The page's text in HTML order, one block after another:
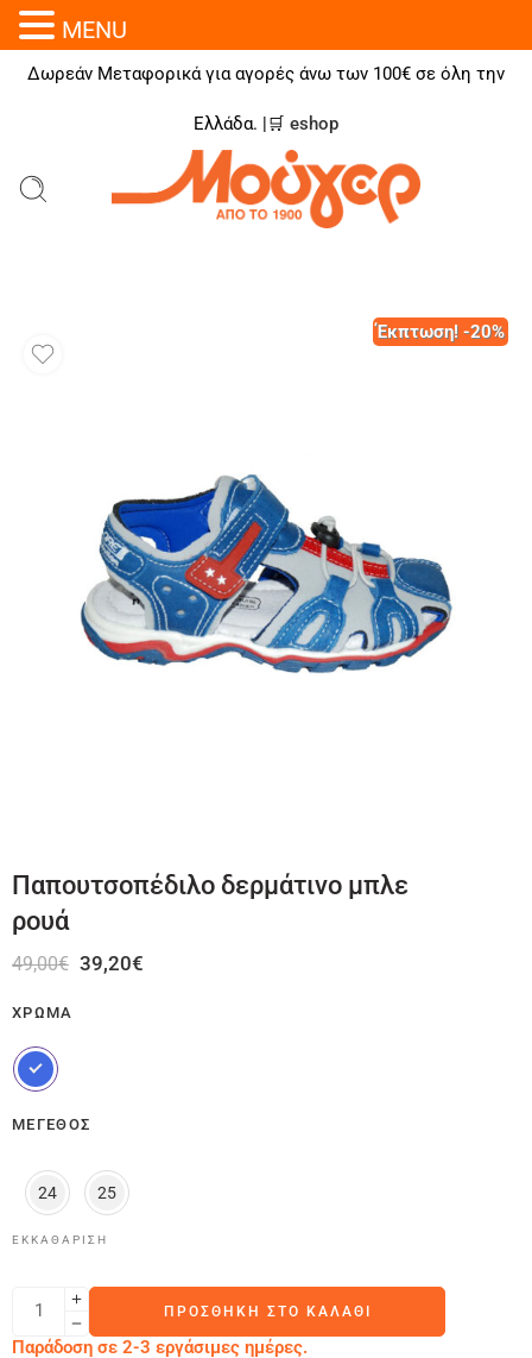
Δωρεάν Μεταφορικά για αγορές άνω των 100€ σε όλη την
Ελλάδα. |🛒 eshop
Έκπτωση! -20%
Παπουτσοπέδιλο δερμάτινο μπλε
ρουά
49,00€ 39,20€
ΧΡΏΜΑ
ΜΈΓΕΘΟΣ
24 25
ΕΚΚΑΘΆΡΙΣΗ
ΠΡΟΣΘΉΚΗ ΣΤΟ ΚΑΛΆΘΙ
Παράδοση σε 2-3 εργάσιμες ημέρες.
MENU